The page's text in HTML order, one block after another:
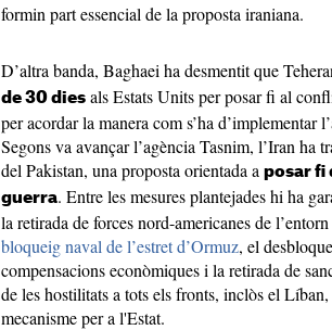
formin part essencial de la proposta iraniana.
D’altra banda, Baghaei ha desmentit que
de 30 dies als Estats Units per posar fi al
per acordar la manera com s’ha d’implementar
Segons va avançar l’agència Tasnim, l’Iran ha
del Pakistan, una proposta orientada a posar fi
guerra. Entre les mesures plantejades hi ha
la retirada de forces nord-americanes de
bloqueig naval de l’estret d’Ormuz, el
compensacions econòmiques i la retirada de
de les hostilitats a tots els fronts, inclòs el
mecanisme per a l'Estat.